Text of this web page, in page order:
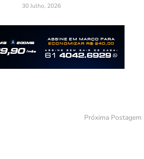
30 Julho, 2026
Próxima Postagem